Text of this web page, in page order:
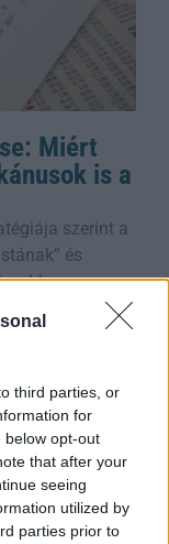
third parties, or
for
below opt-out
that after your
seeing
utilized by
parties prior to
Miért
is a
szerint a
és
vetett